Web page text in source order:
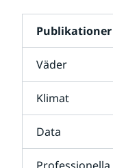
Väder
Klimat
Data